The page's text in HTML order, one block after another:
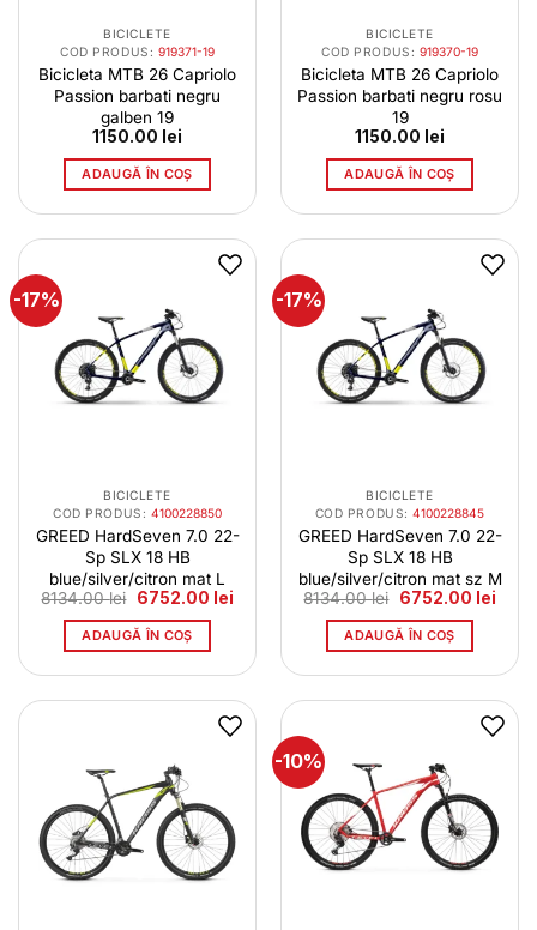
BICICLETE
COD PRODUS: 919371-19
Bicicleta MTB 26 Capriolo
Passion barbati negru
galben 19
1150.00 lei
ADAUGĂ ÎN COȘ
BICICLETE
COD PRODUS: 919370-19
Bicicleta MTB 26 Capriolo
Passion barbati negru rosu
19
1150.00 lei
ADAUGĂ ÎN COȘ
-17%
BICICLETE
COD PRODUS: 4100228850
GREED HardSeven 7.0 22-
Sp SLX 18 HB
blue/silver/citron mat L
8134.00lei Prețul
a
fost:
6752.00 leiPrețul
ADAUGĂ ÎN COȘ
-17%
BICICLETE
COD PRODUS:4100228845
GREED HardSeven 7.0 22-
Sp SLX 18 HB
blue/silver/citron mat sz M
8134.00lei Prețul
a
fost:
6752.00 lei
ADAUGĂ ÎN COȘ
-10%